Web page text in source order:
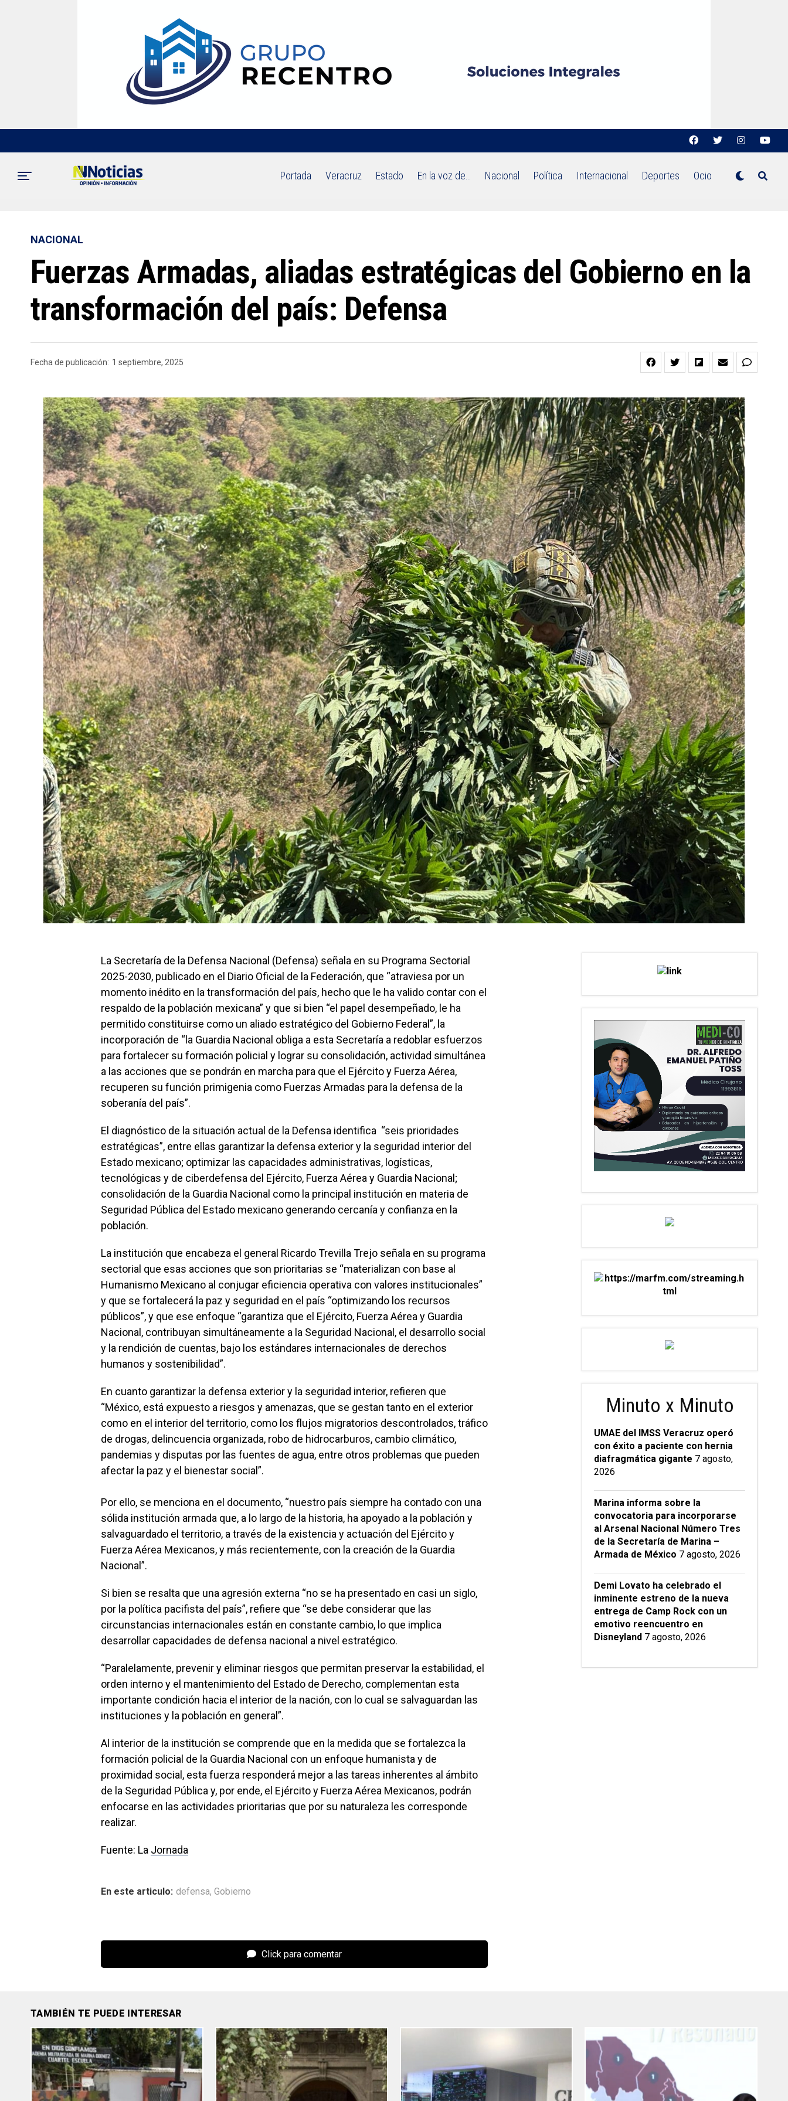
Portada Veracruz Estado En la voz de… Nacional Política Internacional Deportes Ocio
NACIONAL
Fuerzas Armadas, aliadas estratégicas del Gobierno en la
transformación del país: Defensa
Fecha de publicación: 1 septiembre, 2025
La Secretaría de la Defensa Nacional (Defensa) señala en su Programa Sectorial
2025-2030, publicado en el Diario Oficial de la Federación, que “atraviesa por un
momento inédito en la transformación del país, hecho que le ha valido contar con el
respaldo de la población mexicana” y que si bien “el papel desempeñado, le ha
permitido constituirse como un aliado estratégico del Gobierno Federal”, la
incorporación de “la Guardia Nacional obliga a esta Secretaría a redoblar esfuerzos
para fortalecer su formación policial y lograr su consolidación, actividad simultánea
a las acciones que se pondrán en marcha para que el Ejército y Fuerza Aérea,
recuperen su función primigenia como Fuerzas Armadas para la defensa de la
soberanía del país”.
El diagnóstico de la situación actual de la Defensa identifica “seis prioridades
estratégicas”, entre ellas garantizar la defensa exterior y la seguridad interior del
Estado mexicano; optimizar las capacidades administrativas, logísticas,
tecnológicas y de ciberdefensa del Ejército, Fuerza Aérea y Guardia Nacional;
consolidación de la Guardia Nacional como la principal institución en materia de
Seguridad Pública del Estado mexicano generando cercanía y confianza en la
población.
La institución que encabeza el general Ricardo Trevilla Trejo señala en su programa
sectorial que esas acciones que son prioritarias se “materializan con base al
Humanismo Mexicano al conjugar eficiencia operativa con valores institucionales”
y que se fortalecerá la paz y seguridad en el país “optimizando los recursos
públicos”, y que ese enfoque “garantiza que el Ejército, Fuerza Aérea y Guardia
Nacional, contribuyan simultáneamente a la Seguridad Nacional, el desarrollo social
y la rendición de cuentas, bajo los estándares internacionales de derechos
humanos y sostenibilidad”.
En cuanto garantizar la defensa exterior y la seguridad interior, refieren que
“México, está expuesto a riesgos y amenazas, que se gestan tanto en el exterior
como en el interior del territorio, como los flujos migratorios descontrolados, tráfico
de drogas, delincuencia organizada, robo de hidrocarburos, cambio climático,
pandemias y disputas por las fuentes de agua, entre otros problemas que pueden
afectar la paz y el bienestar social”.
Por ello, se menciona en el documento, “nuestro país siempre ha contado con una
sólida institución armada que, a lo largo de la historia, ha apoyado a la población y
salvaguardado el territorio, a través de la existencia y actuación del Ejército y
Fuerza Aérea Mexicanos, y más recientemente, con la creación de la Guardia
Nacional”.
Si bien se resalta que una agresión externa “no se ha presentado en casi un siglo,
por la política pacifista del país”, refiere que “se debe considerar que las
circunstancias internacionales están en constante cambio, lo que implica
desarrollar capacidades de defensa nacional a nivel estratégico.
“Paralelamente, prevenir y eliminar riesgos que permitan preservar la estabilidad, el
orden interno y el mantenimiento del Estado de Derecho, complementan esta
importante condición hacia el interior de la nación, con lo cual se salvaguardan las
instituciones y la población en general”.
Al interior de la institución se comprende que en la medida que se fortalezca la
formación policial de la Guardia Nacional con un enfoque humanista y de
proximidad social, esta fuerza responderá mejor a las tareas inherentes al ámbito
de la Seguridad Pública y, por ende, el Ejército y Fuerza Aérea Mexicanos, podrán
enfocarse en las actividades prioritarias que por su naturaleza les corresponde
realizar.
Fuente: La Jornada
En este articulo: defensa, Gobierno
Click para comentar
Minuto x Minuto
UMAE del IMSS Veracruz operó
con éxito a paciente con hernia
diafragmática gigante 7 agosto,
2026
Marina informa sobre la
convocatoria para incorporarse
al Arsenal Nacional Número Tres
de la Secretaría de Marina –
Armada de México 7 agosto, 2026
Demi Lovato ha celebrado el
inminente estreno de la nueva
entrega de Camp Rock con un
emotivo reencuentro en
Disneyland 7 agosto, 2026
TAMBIÉN TE PUEDE INTERESAR